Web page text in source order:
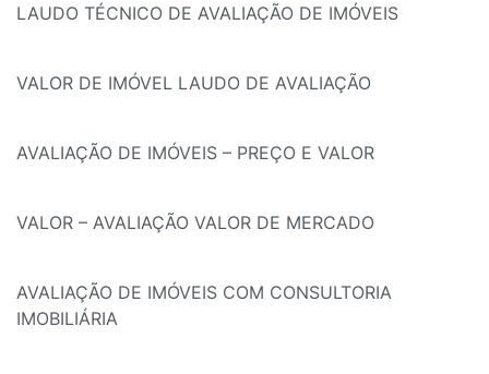
LAUDO TÉCNICO DE AVALIAÇÃO DE IMÓVEIS
VALOR DE IMÓVEL LAUDO DE AVALIAÇÃO
AVALIAÇÃO DE IMÓVEIS – PREÇO E VALOR
VALOR – AVALIAÇÃO VALOR DE MERCADO
AVALIAÇÃO DE IMÓVEIS COM CONSULTORIA
IMOBILIÁRIA